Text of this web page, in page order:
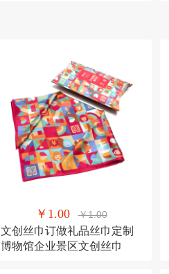
￥1.00 ￥1.00
文创丝巾订做礼品丝巾定制
博物馆企业景区文创丝巾